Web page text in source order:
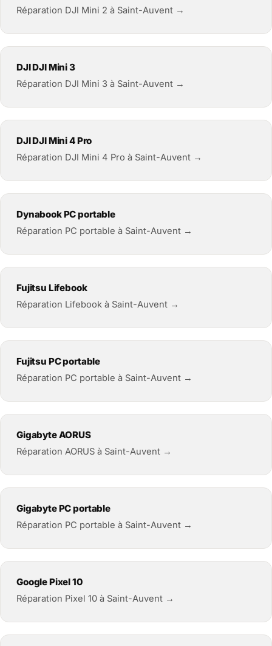
Réparation DJI Mini 2 à Saint-Auvent →
DJI DJI Mini 3
Réparation DJI Mini 3 à Saint-Auvent →
DJI DJI Mini 4 Pro
Réparation DJI Mini 4 Pro à Saint-Auvent →
Dynabook PC portable
Réparation PC portable à Saint-Auvent →
Fujitsu Lifebook
Réparation Lifebook à Saint-Auvent →
Fujitsu PC portable
Réparation PC portable à Saint-Auvent →
Gigabyte AORUS
Réparation AORUS à Saint-Auvent →
Gigabyte PC portable
Réparation PC portable à Saint-Auvent →
Google Pixel 10
Réparation Pixel 10 à Saint-Auvent →